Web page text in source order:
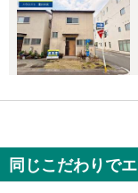
同じこだわりで